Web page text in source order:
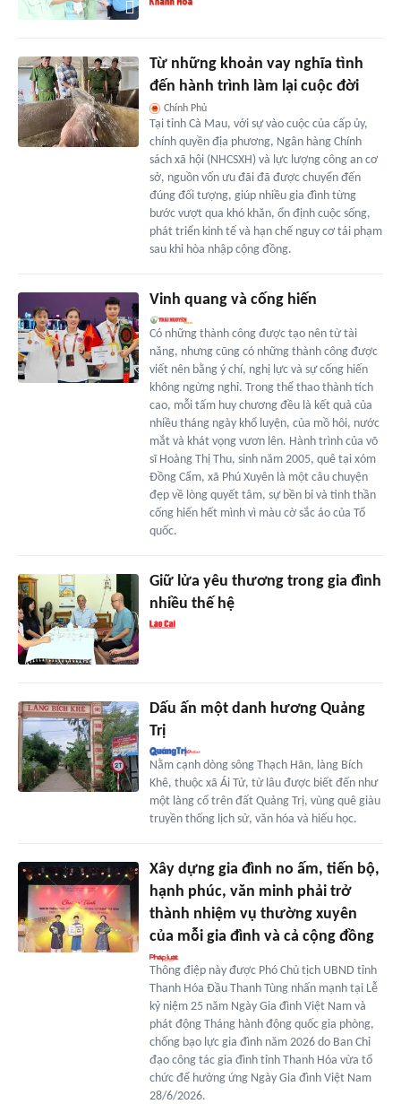
Từ những khoản vay nghĩa tình
đến hành trình làm lại cuộc đời
Chính Phủ
Tại tỉnh Cà Mau, với sự vào cuộc của cấp ủy,
chính quyền địa phương, Ngân hàng Chính
sách xã hội (NHCSXH) và lực lượng công an cơ
sở, nguồn vốn ưu đãi đã được chuyển đến
đúng đối tượng, giúp nhiều gia đình từng
bước vượt qua khó khăn, ổn định cuộc sống,
phát triển kinh tế và hạn chế nguy cơ tái phạm
sau khi hòa nhập cộng đồng.
Vinh quang và cống hiến
Có những thành công được tạo nên từ tài
năng, nhưng cũng có những thành công được
viết nên bằng ý chí, nghị lực và sự cống hiến
không ngừng nghỉ. Trong thể thao thành tích
cao, mỗi tấm huy chương đều là kết quả của
nhiều tháng ngày khổ luyện, của mồ hôi, nước
mắt và khát vọng vươn lên. Hành trình của võ
sĩ Hoàng Thị Thu, sinh năm 2005, quê tại xóm
Đồng Cẩm, xã Phú Xuyên là một câu chuyện
đẹp về lòng quyết tâm, sự bền bỉ và tinh thần
cống hiến hết mình vì màu cờ sắc áo của Tổ
quốc.
Giữ lửa yêu thương trong gia đình
nhiều thế hệ
Dấu ấn một danh hương Quảng
Trị
Nằm cạnh dòng sông Thạch Hãn, làng Bích
Khê, thuộc xã Ái Tử, từ lâu được biết đến như
một làng cổ trên đất Quảng Trị, vùng quê giàu
truyền thống lịch sử, văn hóa và hiếu học.
Xây dựng gia đình no ấm, tiến bộ,
hạnh phúc, văn minh phải trở
thành nhiệm vụ thường xuyên
của mỗi gia đình và cả cộng đồng
Thông điệp này được Phó Chủ tịch UBND tỉnh
Thanh Hóa Đầu Thanh Tùng nhấn mạnh tại Lễ
kỷ niệm 25 năm Ngày Gia đình Việt Nam và
phát động Tháng hành động quốc gia phòng,
chống bạo lực gia đình năm 2026 do Ban Chỉ
đạo công tác gia đình tỉnh Thanh Hóa vừa tổ
chức để hưởng ứng Ngày Gia đình Việt Nam
28/6/2026.